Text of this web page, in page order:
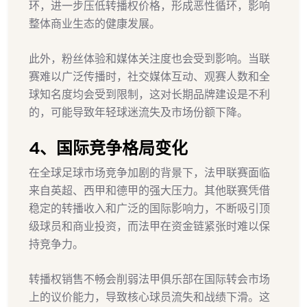
环，进一步压低转播权价格，形成恶性循环，影响
整体商业生态的健康发展。
此外，粉丝体验和媒体关注度也会受到影响。当联
赛难以广泛传播时，社交媒体互动、观赛人数和全
球知名度均会受到限制，这对长期品牌建设是不利
的，可能导致年轻球迷流失及市场份额下降。
4、国际竞争格局变化
在全球足球市场竞争加剧的背景下，法甲联赛面临
来自英超、西甲和德甲的强大压力。其他联赛凭借
稳定的转播收入和广泛的国际影响力，不断吸引顶
级球员和商业投资，而法甲在资金链紧张时难以保
持竞争力。
转播权销售不畅会削弱法甲俱乐部在国际转会市场
上的议价能力，导致核心球员流失和战绩下滑。这